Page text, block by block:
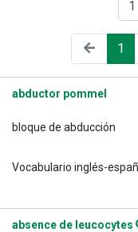
1
abductor pommel
bloque de abducción
Vocabulario inglés-
absence de leucocytes